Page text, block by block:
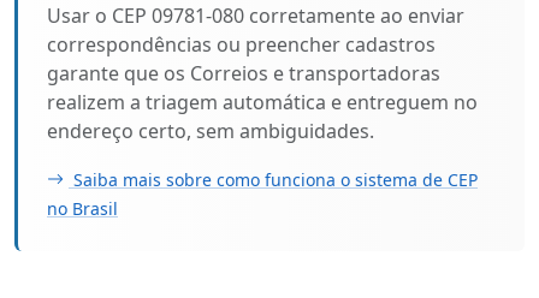
Usar o CEP 09781-080 corretamente ao enviar
correspondências ou preencher cadastros
garante que os Correios e transportadoras
realizem a triagem automática e entreguem no
endereço certo, sem ambiguidades.
Saiba mais sobre como funciona o sistema de CEP
no Brasil